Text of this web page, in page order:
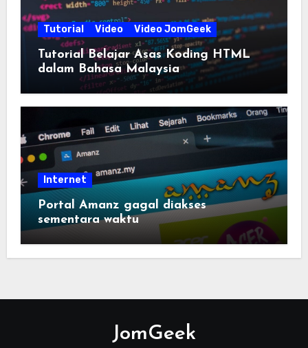
Tutorial Video Video JomGeek
Tutorial Belajar Asas Koding HTML
dalam Bahasa Malaysia
Internet
Portal Amanz gagal diakses
sementara waktu
JomGeek